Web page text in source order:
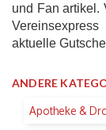
und Fan artikel.
aktuelle
ANDERE
Apotheke &